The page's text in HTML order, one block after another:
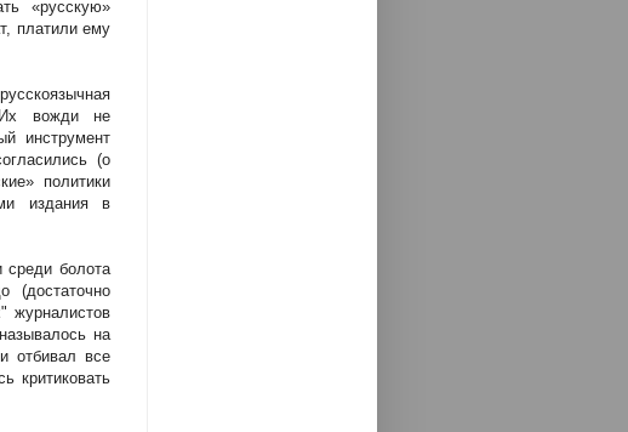
«русскую»
платили ему
Их вожди не
инструмент
(о
политики
издания в
среди болота
(достаточно
журналистов
на
отбивал все
критиковать